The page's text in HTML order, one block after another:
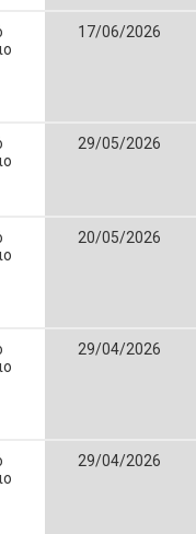
17/06/2026
29/05/2026
20/05/2026
29/04/2026
29/04/2026